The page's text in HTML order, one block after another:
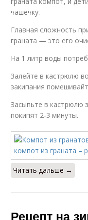
чашечку.
Главная сложность
граната — это его
На 1 литр воды
Залейте в кастрюлю
закипания
Засыпьте в кастрюлю
покипят 2-3 минуты.
Читать дальше →
Рецепт на